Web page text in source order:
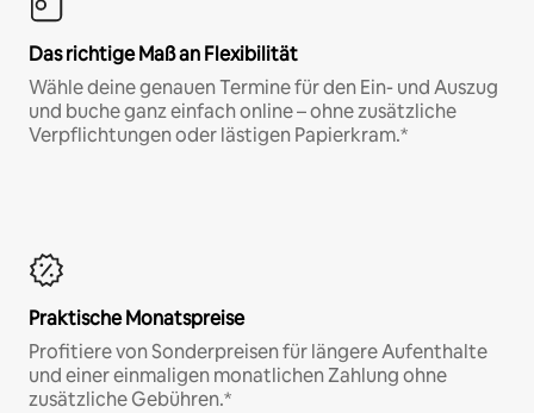
Das richtige Maß an Flexibilität
Wähle deine genauen Termine für den Ein- und Auszug
und buche ganz einfach online – ohne zusätzliche
Verpflichtungen oder lästigen Papierkram.*
Praktische Monatspreise
Profitiere von Sonderpreisen für längere Aufenthalte
und einer einmaligen monatlichen Zahlung ohne
zusätzliche Gebühren.*